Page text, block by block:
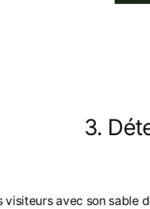
3.
avec son sable